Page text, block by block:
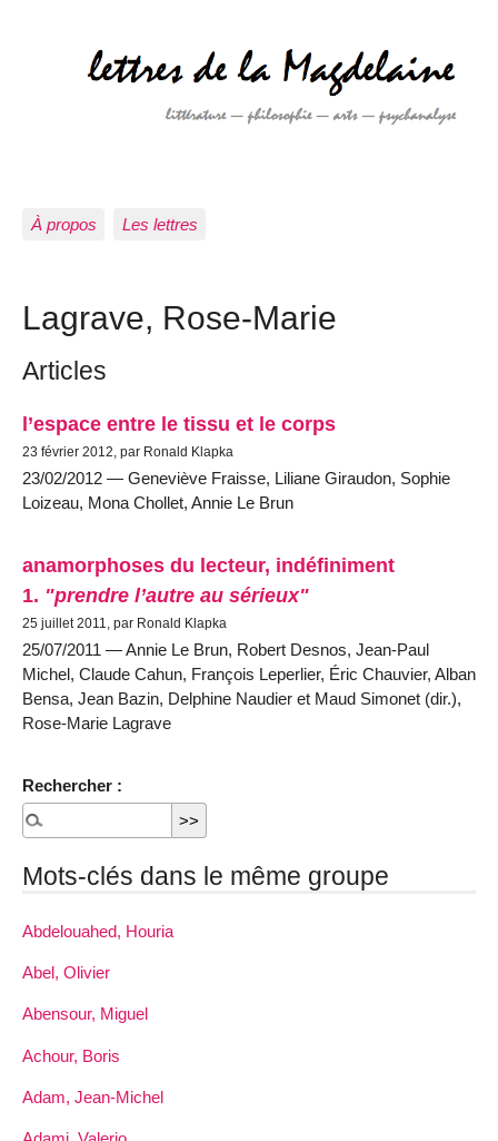
À propos Les lettres
Lagrave, Rose-Marie
Articles
l’espace entre le tissu et le corps
23 février 2012, par Ronald Klapka
23/02/2012 — Geneviève Fraisse, Liliane Giraudon, Sophie
Loizeau, Mona Chollet, Annie Le Brun
anamorphoses du lecteur, indéfiniment
1. "prendre l’autre au sérieux"
25 juillet 2011, par Ronald Klapka
25/07/2011 — Annie Le Brun, Robert Desnos, Jean-Paul
Michel, Claude Cahun, François Leperlier, Éric Chauvier, Alban
Bensa, Jean Bazin, Delphine Naudier et Maud Simonet (dir.),
Rose-Marie Lagrave
Rechercher :
Mots-clés dans le même groupe
Abdelouahed, Houria
Abel, Olivier
Abensour, Miguel
Achour, Boris
Adam, Jean-Michel